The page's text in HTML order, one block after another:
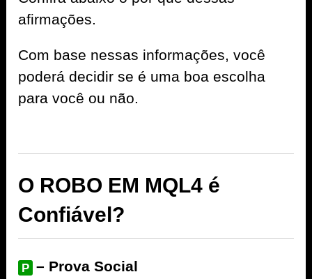
afirmações.
Com base nessas informações, você
poderá decidir se é uma boa escolha
para você ou não.
O ROBO EM MQL4 é
Confiável?
P – Prova Social